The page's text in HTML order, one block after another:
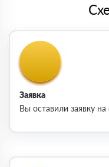
Заявка
Вы оставили заявку на